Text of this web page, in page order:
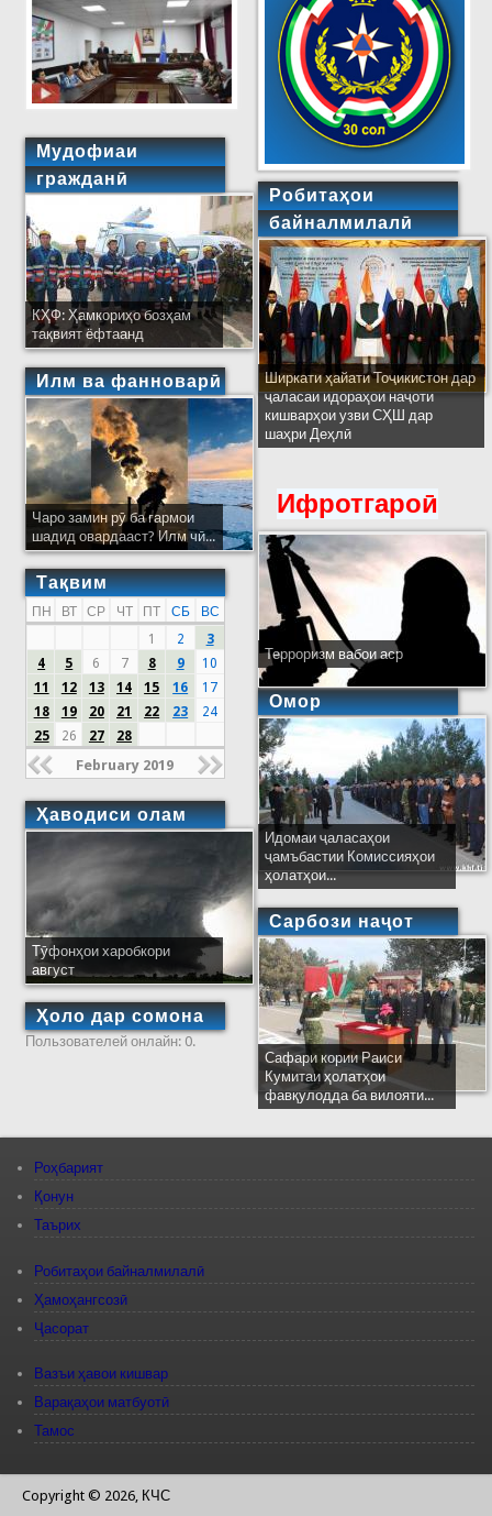
Мудофиаи
гражданӣ
КҲФ: Ҳамкориҳо бозҳам
тақвият ёфтаанд
Илм ва фанноварӣ
Чаро замин рӯ ба гармои
шадид овардааст? Илм чӣ...
Тақвим
ПН ВТ СР ЧТ ПТ СБ
ВС
1
2
3
4
5 6 7 8 9
10
11
12 13 14 15 16
17
18
19 20 21 22 23
24
25
26 27 28
February 2019
Ҳаводиси олам
Тӯфонҳои харобкори
август
Ҳоло дар сомона
Пользователей онлайн: 0.
Робитаҳои
байналмилалӣ
Ширкати ҳайати Тоҷикистон дар
ҷаласаи идораҳои наҷоти
кишварҳои узви СҲШ дар
шаҳри Деҳлӣ
Ифротгароӣ
Терроризм вабои аср
Омор
Идомаи ҷаласаҳои
ҷамъбастии Комиссияҳои
ҳолатҳои...
Сарбози наҷот
Сафари кории Раиси
Кумитаи ҳолатҳои
фавқулодда ба вилояти...
Роҳбарият
Қонун
Таърих
Робитаҳои байналмилалӣ
Ҳамоҳангсозӣ
Ҷасорат
Вазъи ҳавои кишвар
Варақаҳои матбуотӣ
Тамос
Copyright © 2026, КЧС